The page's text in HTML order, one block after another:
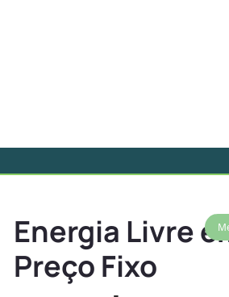
Energia Livre
Preço Fixo